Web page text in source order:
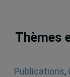
Thèmes
Publications,